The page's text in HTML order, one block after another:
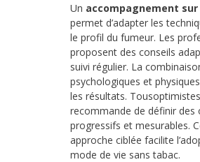
Un accompagnement
permet d’adapter les
le profil du fumeur. Les
proposent des conseils
suivi régulier. La
psychologiques et
les résultats. Tousoptimistes
recommande de définir des
progressifs et mesurables.
approche ciblée facilite
mode de vie sans tabac.